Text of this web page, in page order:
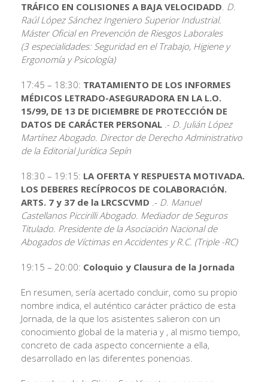
TRÁFICO EN COLISIONES A BAJA VELOCIDADD. D.
Raúl López Sánchez Ingeniero Superior Industrial.
Máster Oficial en Prevención de Riesgos Laborales
(3 especialidades: Seguridad en el Trabajo, Higiene y
Ergonomía y Psicología)
17:45 – 18:30: TRATAMIENTO DE LOS INFORMES
MÉDICOS LETRADO-ASEGURADORA EN LA L.O.
15/99, DE 13 DE DICIEMBRE DE PROTECCIÓN DE
DATOS DE CARÁCTER PERSONAL .- D. Julián López
Martínez Abogado. Director de Derecho Administrativo
de la Editorial Jurídica Sepín
18:30 – 19:15: LA OFERTA Y RESPUESTA MOTIVADA.
LOS DEBERES RECÍPROCOS DE COLABORACIÓN.
ARTS. 7 y 37 de la LRCSCVMD .- D. Manuel
Castellanos Piccirilli Abogado. Mediador de Seguros
Titulado. Presidente de la Asociación Nacional de
Abogados de Víctimas en Accidentes y R.C. (Triple -RC)
19:15 – 20:00: Coloquio y Clausura de la Jornada
En resumen, sería acertado concluir, como su propio
nombre indica, el auténtico carácter práctico de esta
Jornada, de la que los asistentes salieron con un
conocimiento global de la materia y , al mismo tiempo,
concreto de cada aspecto concerniente a ella,
desarrollado en las diferentes ponencias.